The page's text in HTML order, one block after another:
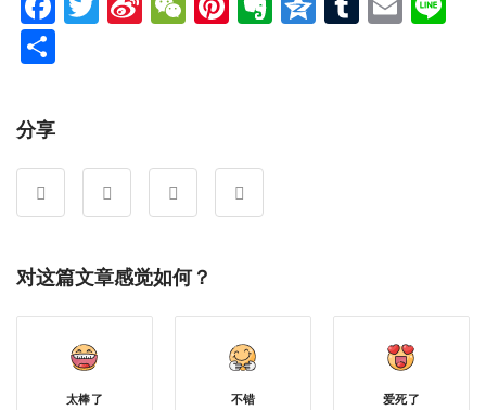
Weibo
分享
对这篇文章感觉如何？
太棒了 不错 爱死了